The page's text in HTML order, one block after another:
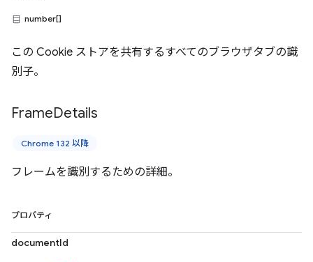
number[]
この Cookie ストアを共有するすべてのブラウザタブの識
別子。
FrameDetails
Chrome 132 以降
フレームを識別するための詳細。
プロパティ
documentId